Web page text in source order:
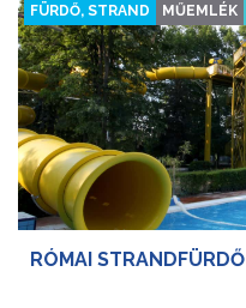
FÜRDŐ, STRAND MŰEMLÉK
RÓMAI STRANDFÜRDŐ